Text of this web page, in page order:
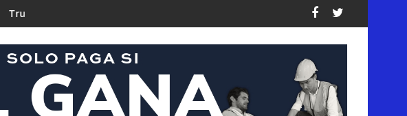
daños causados a los niños en sus plataformas
la mayor operación de deportaciones de la historia de Estados Unidos: así
Ofensiva migratoria de Trump golpea de